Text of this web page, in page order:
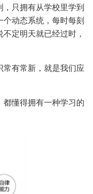
只拥有从学校里学到
动态系统，每时每刻
定明天就已经过时，
有常新，就是我们应
懂得拥有一种学习的